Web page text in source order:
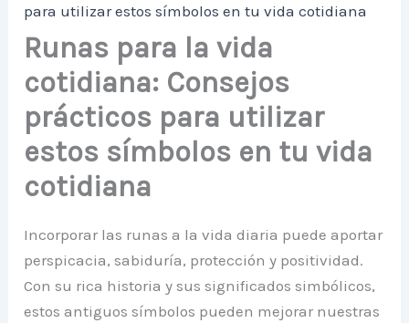
para utilizar estos símbolos en tu vida cotidiana
Runas para la vida
cotidiana: Consejos
prácticos para utilizar
estos símbolos en tu vida
cotidiana
Incorporar las runas a la vida diaria puede aportar
perspicacia, sabiduría, protección y positividad.
Con su rica historia y sus significados simbólicos,
estos antiguos símbolos pueden mejorar nuestras